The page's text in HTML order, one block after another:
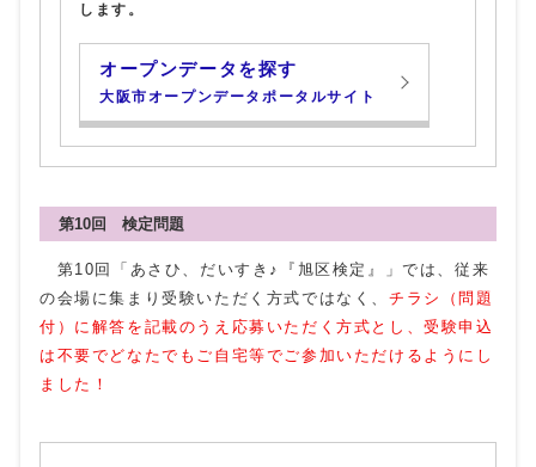
します。
オープンデータを探す
大阪市オープンデータポータルサイト
第10回 検定問題
第10回「あさひ、だいすき♪『旭区検定』」では、従来
の会場に集まり受験いただく方式ではなく、 チラシ（問題
付）に解答を記載のうえ応募いただく方式とし、受験申込
は不要でどなたでもご自宅等でご参加 いただけるようにし
ました！